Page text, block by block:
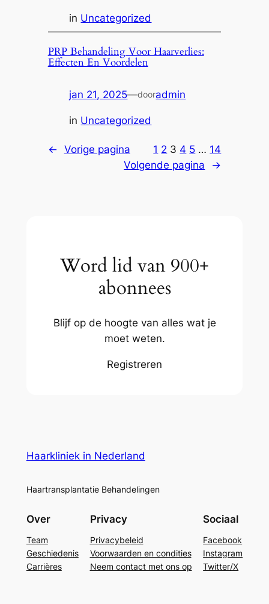
in Uncategorized
PRP Behandeling Voor Haarverlies:
Effecten En Voordelen
jan 21, 2025—dooradmin
in Uncategorized
← Vorige pagina 1 2 3 4 5 … 14
Volgende pagina
→
Word lid van 900+
abonnees
Blijf op de hoogte van alles wat je
moet weten.
Registreren
Haarkliniek in Nederland
Haartransplantatie Behandelingen
Over
Team
Geschiedenis
Carrières
Privacy
Privacybeleid
Voorwaarden en condities
Neem contact met ons op
Sociaal
Facebook
Instagram
Twitter/X